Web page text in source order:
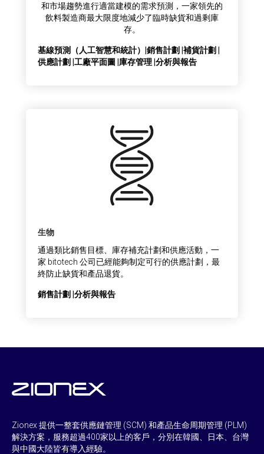
和市場趨勢進行適當建模的需求預測，一家領先的
飲料製造商最大限度地減少了臨時缺貨和過剩庫
存。
基線預測（人工智慧和統計）|銷售計劃 |補貨計劃 |
供應計劃 |工廠平面圖 |庫存管理 |分析與報告
生物
通過類比銷售目標、庫存補充計劃和供應活動，一
家 bitotech 公司已經能夠制定可行的供應計劃，最
終防止缺貨和產品退貨。
銷售計劃 |分析與報告
Zionex 提供一整套供應鏈管理 (SCM) 和產品生命周期管理 (PLM)
解決方案，服務超過400家以上的客戶，分別在韓國、日本、台灣
與中國大陸皆有導入經驗。